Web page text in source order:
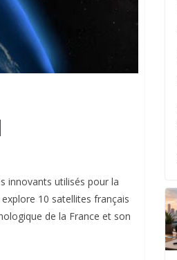
innovants utilisés pour la
10 satellites français
de la France et son